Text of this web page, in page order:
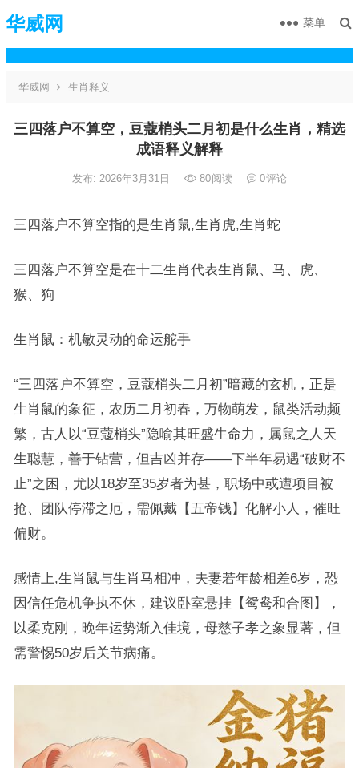
华威网 菜单
华威网 生肖释义
三四落户不算空，豆蔻梢头二月初是什么生肖，精选
成语释义解释
发布: 2026年3月31日 80阅读 0评论
三四落户不算空指的是生肖鼠,生肖虎,生肖蛇
三四落户不算空是在十二生肖代表生肖鼠、马、虎、
猴、狗
生肖鼠：机敏灵动的命运舵手
“三四落户不算空，豆蔻梢头二月初”暗藏的玄机，正是
生肖鼠的象征，农历二月初春，万物萌发，鼠类活动频
繁，古人以“豆蔻梢头”隐喻其旺盛生命力，属鼠之人天
生聪慧，善于钻营，但吉凶并存——下半年易遇“破财不
止”之困，尤以18岁至35岁者为甚，职场中或遭项目被
抢、团队停滞之厄，需佩戴【五帝钱】化解小人，催旺
偏财。
感情上,生肖鼠与生肖马相冲，夫妻若年龄相差6岁，恐
因信任危机争执不休，建议卧室悬挂【鸳鸯和合图】，
以柔克刚，晚年运势渐入佳境，母慈子孝之象显著，但
需警惕50岁后关节病痛。